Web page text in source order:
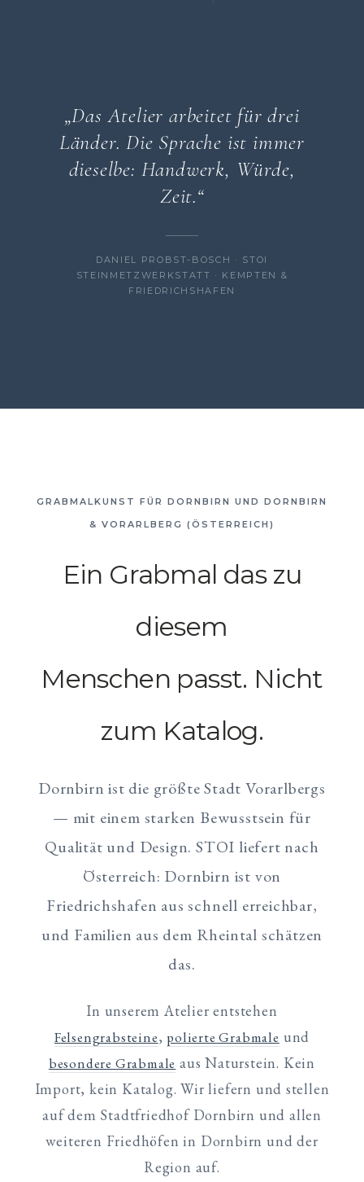
„Das Atelier arbeitet für drei
Länder. Die Sprache ist immer
dieselbe: Handwerk, Würde,
Zeit.“
DANIEL PROBST-BOSCH · STOI
STEINMETZWERKSTATT · KEMPTEN &
FRIEDRICHSHAFEN
GRABMALKUNST FÜR DORNBIRN UND DORNBIRN
& VORARLBERG (ÖSTERREICH)
Ein Grabmal das zu
diesem
Menschen passt. Nicht
zum Katalog.
Dornbirn ist die größte Stadt Vorarlbergs
— mit einem starken Bewusstsein für
Qualität und Design. STOI liefert nach
Österreich: Dornbirn ist von
Friedrichshafen aus schnell erreichbar,
und Familien aus dem Rheintal schätzen
das.
In unserem Atelier entstehen
Felsengrabsteine, polierte Grabmale und
besondere Grabmale aus Naturstein. Kein
Import, kein Katalog. Wir liefern und stellen
auf dem Stadtfriedhof Dornbirn und allen
weiteren Friedhöfen in Dornbirn und der
Region auf.